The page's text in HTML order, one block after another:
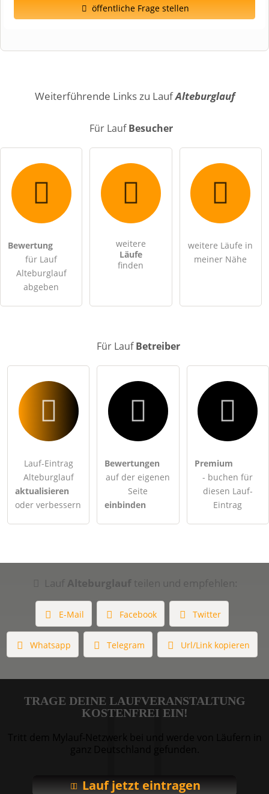
öffentliche Frage stellen
Name
Hiermit akzeptiere ich dieAGB
DieDatenschutzerklärung
öffentliche Frage stellen Abbrechen
Besucher sichtbar.
Eintrag zu stellen.
Weiterführende Links zu LaufAlteburglauf
Für LaufBesucher
Bewertung
für Lauf
Alteburglauf
abgeben
weitere
Läufe
finden
weitere Läufe in
meiner Nähe
Für LaufBetreiber
Lauf-Eintrag
Alteburglauf
aktualisieren
oder verbessern
Bewertungen
auf der eigenen
Seite
einbinden
Premium
- buchen für
diesen Lauf-
Eintrag
Lauf Alteburglauf teilen und empfehlen:
E-Mail Facebook Twitter
Whatsapp Telegram Url/Link kopieren
TRAGE DEINE LAUFVERANSTALTUNG
KOSTENFREI EIN!
Lauf jetzt eintragen